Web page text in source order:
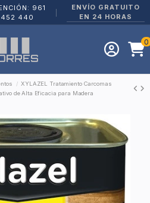
961
452 440
ENVÍO GRATUITO
EN 24 HORAS
0
XYLAZEL Tratamiento Carcomas
de Alta Eficacia para Madera